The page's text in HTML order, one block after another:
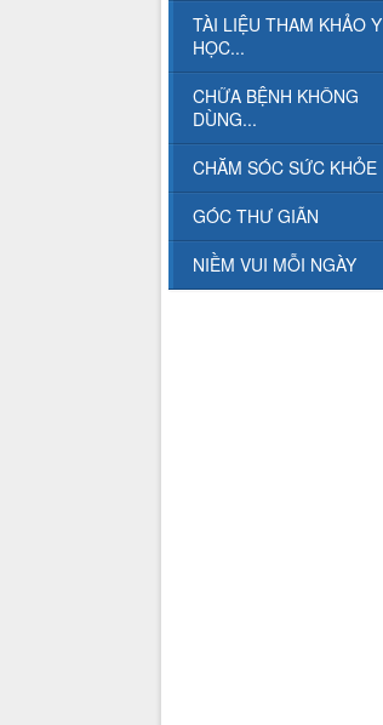
TÀI LIỆU THAM KHẢO Y
HỌC...
CHỮA BỆNH KHÔNG
DÙNG...
CHĂM SÓC SỨC KHỎE
GÓC THƯ GIÃN
NIỀM VUI MỖI NGÀY